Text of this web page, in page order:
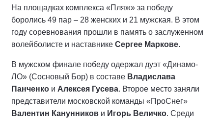
На площадках комплекса «Пляж» за победу
боролись 49 пар – 28 женских и 21 мужская. В этом
году соревнования прошли в память о заслуженном
волейболисте и наставнике Сергее Маркове.
В мужском финале победу одержал дуэт «Динамо-
ЛО» (Сосновый Бор) в составе Владислава
Панченко и Алексея Гусева. Второе место заняли
представители московской команды «ПроСнег»
Валентин Канунников и Игорь Величко. Среди